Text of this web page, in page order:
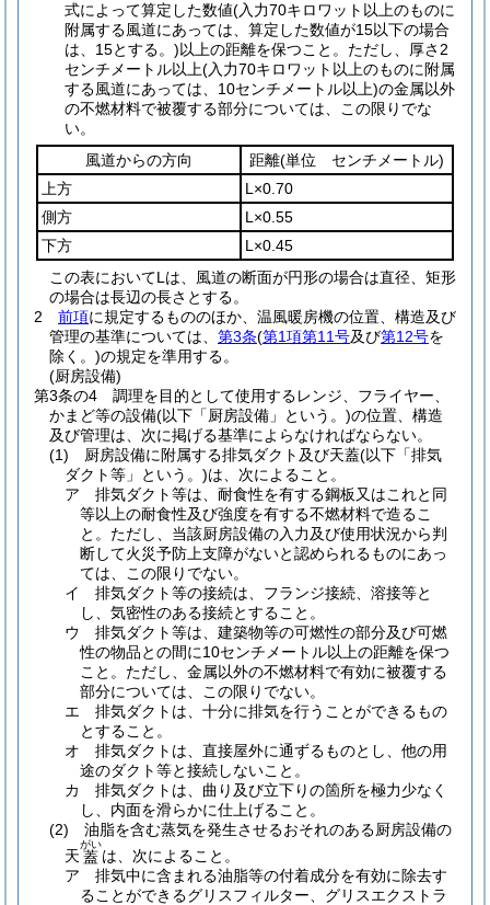
式によって算定した数値(入力70キロワット以上のものに
附属する風道にあっては、算定した数値が15以下の場合
は、15とする。)以上の距離を保つこと。 ただし、厚さ2
センチメートル以上(入力70キロワット以上のものに附属
する風道にあっては、10センチメートル以上)の金属以外
の不燃材料で被覆する部分については、この限りでな
い。
風道からの方向
距離(単位 センチメートル)
上方
L×0.70
側方
L×0.55
下方
L×0.45
この表においてLは、風道の断面が円形の場合は直径、矩形
の場合は長辺の長さとする。
2
前項に規定するもののほか、温風暖房機の位置、構造及び
管理の基準については、 第3条(第1項第11号及び第12号を
除く。)の規定を準用する。
(厨房設備)
第3条の4
調理を目的として使用するレンジ、フライヤー、
かまど等の設備(以下「厨房設備」という。)の位置、構造
及び管理は、次に掲げる基準によらなければならない。
(1)
厨房設備に附属する排気ダクト及び天蓋(以下「排気
ダクト等」という。)は、次によること。
ア
排気ダクト等は、耐食性を有する鋼板又はこれと同
等以上の耐食性及び強度を有する不燃材料で造るこ
と。 ただし、当該厨房設備の入力及び使用状況から判
断して火災予防上支障がないと認められるものにあっ
ては、この限りでない。
イ
排気ダクト等の接続は、フランジ接続、溶接等と
し、気密性のある接続とすること。
ウ
排気ダクト等は、建築物等の可燃性の部分及び可燃
性の物品との間に10センチメートル以上の距離を保つ
こと。 ただし、金属以外の不燃材料で有効に被覆する
部分については、この限りでない。
エ
排気ダクトは、十分に排気を行うことができるもの
とすること。
オ
排気ダクトは、直接屋外に通ずるものとし、他の用
途のダクト等と接続しないこと。
カ
排気ダクトは、曲り及び立下りの箇所を極力少なく
し、内面を滑らかに仕上げること。
(2)
油脂を含む蒸気を発生させるおそれのある厨房設備の
天 蓋
がい
は、次によること。
ア
排気中に含まれる油脂等の付着成分を有効に除去す
ることができるグリスフィルター、グリスエクストラ